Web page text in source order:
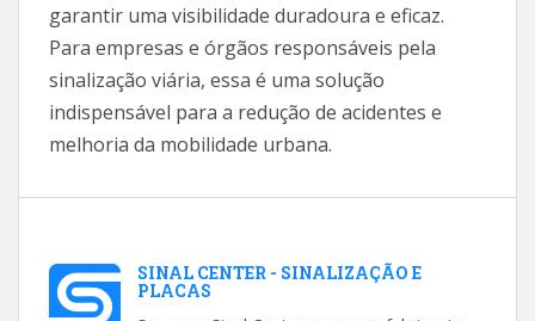
garantir uma visibilidade duradoura e eficaz.
Para empresas e órgãos responsáveis pela
sinalização viária, essa é uma solução
indispensável para a redução de acidentes e
melhoria da mobilidade urbana.
SINAL CENTER - SINALIZAÇÃO E
PLACAS